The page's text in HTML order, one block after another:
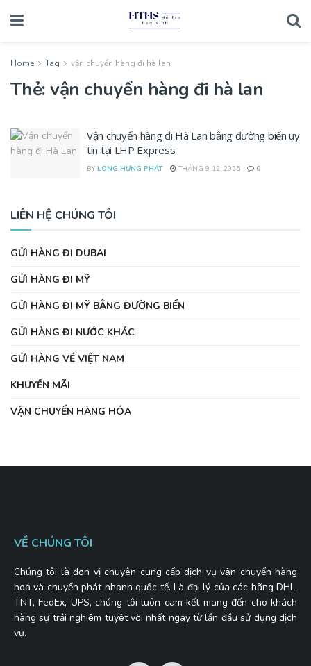
Home Tag vận chuyển hàng đi hà lan
Thẻ:vận chuyển hàng đi hà lan
Vận chuyển hàng đi Hà Lan bằng đường biển uy
tín tại LHP Express
BY LONG HƯNG PHÁT THÁNG 9 12, 2025 0
LIÊN HỆ CHÚNG TÔI
GỬI HÀNG ĐI DUBAI
GỬI HÀNG ĐI MỸ
GỬI HÀNG ĐI MỸ BẰNG ĐƯỜNG BIỂN
GỬI HÀNG ĐI NƯỚC KHÁC
GỬI HÀNG VỀ VIỆT NAM
KHUYẾN MÃI
VẬN CHUYỂN HÀNG HÓA
VỀ CHÚNG TÔI
Chúng tôi là đơn vị chuyên cung cấp dịch vụ vận chuyển hàng
hoá và chuyển phát nhanh quốc tế. Là đại lý của các hãng DHL,
TNT, FedEx, UPS, chúng tôi luôn cam kết mang đến cho khách
hàng sự trải nghiệm tuyệt vời nhất ngay từ lần đầu sử dụng dịch
vụ.